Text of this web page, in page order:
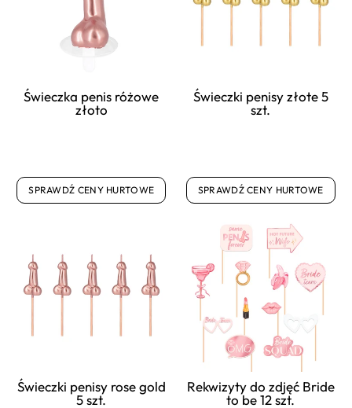
Świeczka penis różowe
złoto
SPRAWDŹ CENY HURTOWE
Świeczki penisy złote 5
szt.
SPRAWDŹ CENY HURTOWE
Świeczki penisy rose gold
5 szt.
Rekwizyty do zdjęć Bride
to be 12 szt.